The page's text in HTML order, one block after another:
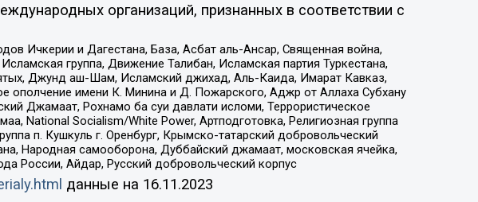
организаций, признанных в соответствии с
Ичкерии и Дагестана, База, Асбат аль-Ансар, Священная война,
группа, Движение Талибан, Исламская партия Туркестана,
Джунд аш-Шам, Исламский джихад, Аль-Каида, Имарат Кавказ,
имени К. Минина и Д. Пожарского, Аджр от Аллаха Субхану
Джамаат, Рохнамо ба суи давлати исломи, Террористическое
National Socialism/White Power, Артподготовка, Религиозная группа
п. Кушкуль г. Оренбург, Крымско-татарский добровольческий
Народная самооборона, Дуббайский джамаат, московская ячейка,
России, Айдар, Русский добровольческий корпус
данные на 16.11.2023